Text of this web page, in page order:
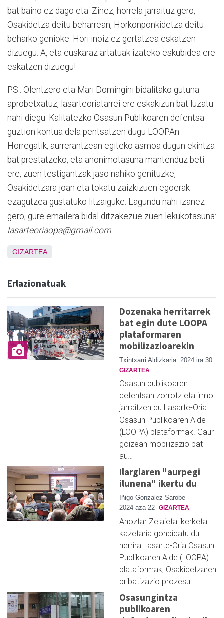
bat baino ez dago eta. Zinez, horrela jarraituz gero,
Osakidetza deitu beharrean, Horkonponkidetza deitu
beharko genioke. Hori inoiz ez gertatzea eskatzen
dizuegu. A, eta euskaraz artatuak izateko eskubidea ere
eskatzen dizuegu!
P.S.: Olentzero eta Mari Domingini bidalitako gutuna
aprobetxatuz, lasarteoriatarrei ere eskakizun bat luzatu
nahi diegu. Kalitatezko Osasun Publikoaren defentsa
guztion kontua dela pentsatzen dugu LOOPAn.
Horregatik, aurrerantzean egiteko asmoa dugun ekintza
bat prestatzeko, eta anonimotasuna mantenduz beti
ere, zuen testigantzak jaso nahiko genituzke,
Osakidetzara joan eta tokatu zaizkizuen egoerak
ezagutzea gustatuko litzaiguke. Lagundu nahi izanez
gero, gure emailera bidal ditzakezue zuen lekukotasuna:
lasarteoriaopa@gmail.com
GIZARTEA
Erlazionatuak
Dozenaka herritarrek
bat egin dute LOOPA
plataformaren
mobilizazioarekin
Txintxarri Aldizkaria 2024 ira 30
GIZARTEA
Osasun publikoaren
defentsan zorrotz eta irmo
jarraitzen du Lasarte-Oria
Osasun Publikoaren Alde
(LOOPA) plataformak. Gaur
goizean mobilizazio bat
au…
Ilargiaren "aurpegi
ilunena" ikertu du
Iñigo Gonzalez Sarobe
2024 aza 22 GIZARTEA
Ahoztar Zelaieta ikerketa
kazetaria gonbidatu du
herrira Lasarte-Oria Osasun
Publikoaren Alde (LOOPA)
plataformak, Osakidetzaren
pribatizazio prozesu…
Osasungintza
publikoaren